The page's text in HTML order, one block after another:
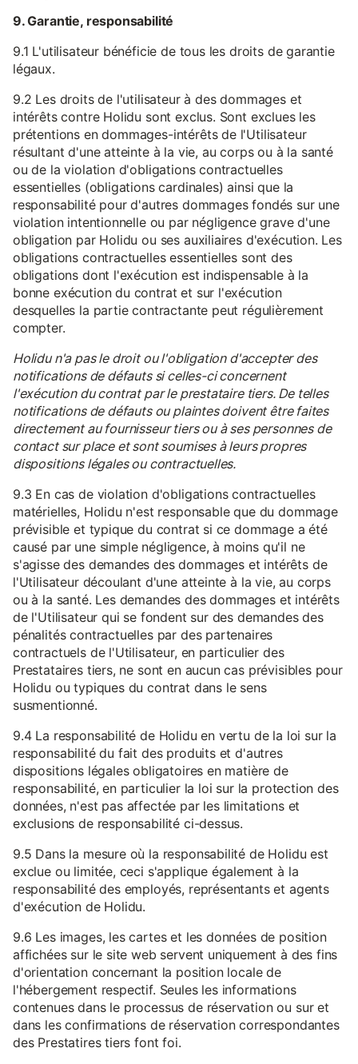
9. Garantie, responsabilité
9.1 L'utilisateur bénéficie de tous les droits de garantie
légaux.
9.2 Les droits de l'utilisateur à des dommages et
intérêts contre Holidu sont exclus. Sont exclues les
prétentions en dommages-intérêts de l'Utilisateur
résultant d'une atteinte à la vie, au corps ou à la santé
ou de la violation d'obligations contractuelles
essentielles (obligations cardinales) ainsi que la
responsabilité pour d'autres dommages fondés sur une
violation intentionnelle ou par négligence grave d'une
obligation par Holidu ou ses auxiliaires d'exécution. Les
obligations contractuelles essentielles sont des
obligations dont l'exécution est indispensable à la
bonne exécution du contrat et sur l'exécution
desquelles la partie contractante peut régulièrement
compter.
Holidu n'a pas le droit ou l'obligation d'accepter des
notifications de défauts si celles-ci concernent
l'exécution du contrat par le prestataire tiers. De telles
notifications de défauts ou plaintes doivent être faites
directement au fournisseur tiers ou à ses personnes de
contact sur place et sont soumises à leurs propres
dispositions légales ou contractuelles.
9.3 En cas de violation d'obligations contractuelles
matérielles, Holidu n'est responsable que du dommage
prévisible et typique du contrat si ce dommage a été
causé par une simple négligence, à moins qu'il ne
s'agisse des demandes des dommages et intérêts de
l'Utilisateur découlant d'une atteinte à la vie, au corps
ou à la santé. Les demandes des dommages et intérêts
de l'Utilisateur qui se fondent sur des demandes des
pénalités contractuelles par des partenaires
contractuels de l'Utilisateur, en particulier des
Prestataires tiers, ne sont en aucun cas prévisibles pour
Holidu ou typiques du contrat dans le sens
susmentionné.
9.4 La responsabilité de Holidu en vertu de la loi sur la
responsabilité du fait des produits et d'autres
dispositions légales obligatoires en matière de
responsabilité, en particulier la loi sur la protection des
données, n'est pas affectée par les limitations et
exclusions de responsabilité ci-dessus.
9.5 Dans la mesure où la responsabilité de Holidu est
exclue ou limitée, ceci s'applique également à la
responsabilité des employés, représentants et agents
d'exécution de Holidu.
9.6 Les images, les cartes et les données de position
affichées sur le site web servent uniquement à des fins
d'orientation concernant la position locale de
l'hébergement respectif. Seules les informations
contenues dans le processus de réservation ou sur et
dans les confirmations de réservation correspondantes
des Prestatires tiers font foi.